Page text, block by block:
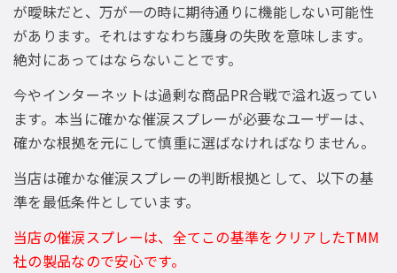
が曖昧だと、万が一の時に期待通りに機能しない可能性
があります。それはすなわち護身の失敗を意味します。
絶対にあってはならないことです。
今やインターネットは過剰な商品PR合戦で溢れ返ってい
ます。本当に確かな催涙スプレーが必要なユーザーは、
確かな根拠を元にして慎重に選ばなければなりません。
当店は確かな催涙スプレーの判断根拠として、以下の基
準を最低条件としています。
当店の催涙スプレーは、全てこの基準をクリアしたTMM
社の製品なので安心です。